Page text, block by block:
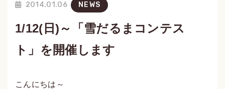
2014.01.06 NEWS
1/12(日)～「雪だるまコンテス
ト」を開催します
こんにちは～